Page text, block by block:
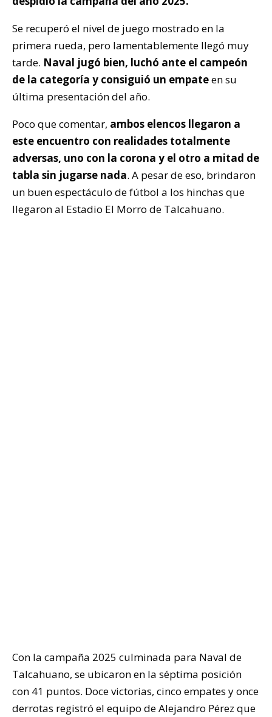
Se recuperó el nivel de juego mostrado en la
primera rueda, pero lamentablemente llegó muy
tarde. Naval jugó bien, luchó ante el campeón
de la categoría y consiguió un empateen su
última presentación del año.
Poco que comentar, ambos elencos llegaron a
este encuentro con realidades totalmente
adversas, uno con la corona y el otro a mitad de
tabla sin jugarse nada. A pesar de eso, brindaron
un buen espectáculo de fútbol a los hinchas que
llegaron al Estadio El Morro de Talcahuano.
Con la campaña 2025 culminada para Naval de
Talcahuano, se ubicaron en la séptima posición
con 41 puntos. Doce victorias, cinco empates y once
derrotas registró el equipo de Alejandro Pérez que